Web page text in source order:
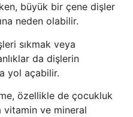
büyük bir çene dişler
neden olabilir.
sıkmak veya
da dişlerin
yol açabilir.
özellikle de çocukluk
ve mineral